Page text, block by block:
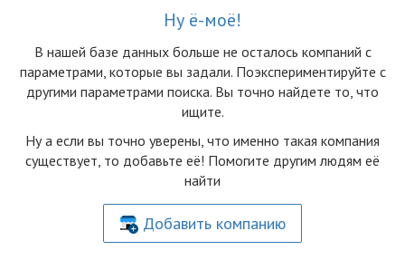
Ну ё-моё!
В нашей базе данных больше не осталоcь компаний с
параметрами, которые вы задали. Поэкспериментируйте с
другими параметрами поиска. Вы точно найдете то, что
ищите.
Ну а если вы точно уверены, что именно такая компания
существует, то добавьте её! Помогите другим людям её
найти
Добавить компанию